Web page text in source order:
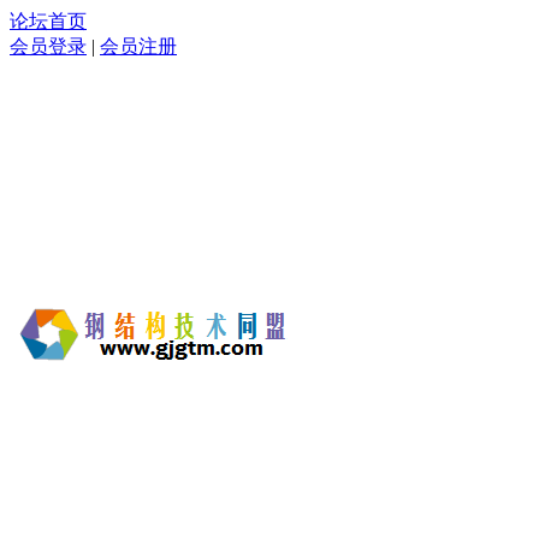
论坛首页
会员登录 | 会员注册